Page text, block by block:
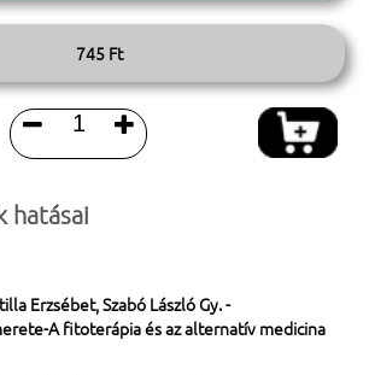
745 Ft
 
hatásai
Erzsébet, Szabó László Gy. -
A fitoterápia és az alternatív medicina